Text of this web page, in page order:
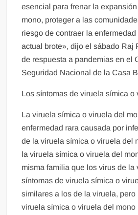
esencial para frenar la
mono, proteger a las
riesgo de contraer la enfermedad
actual brote», dijo el sábado Raj
de respuesta a pandemias en el
Seguridad Nacional de la Casa
Los síntomas de viruela símica o
La viruela símica o viruela del
enfermedad rara causada por
de la viruela símica o viruela del
la viruela símica o viruela del
misma familia que los virus de la
síntomas de viruela símica o
similares a los de la viruela, pero
viruela símica o viruela del mono